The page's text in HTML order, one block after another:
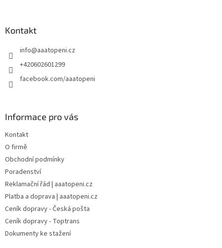
Kontakt
info@aaatopeni.cz
+420602601299
facebook.com/aaatopeni
Informace pro vás
Kontakt
O firmě
Obchodní podmínky
Poradenství
Reklamační řád | aaatopeni.cz
Platba a doprava | aaatopeni.cz
Ceník dopravy - Česká pošta
Ceník dopravy - Toptrans
Dokumenty ke stažení